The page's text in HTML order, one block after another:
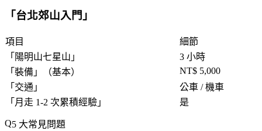
「 台北郊山入門 」
項目
細節
「 陽明山七星山 」
3 小時
「 裝備 」（基本）
NT$ 5,000
「 交通 」
公車 / 機車
「 月走 1-2 次累積經驗 」 是
5 大常見問題